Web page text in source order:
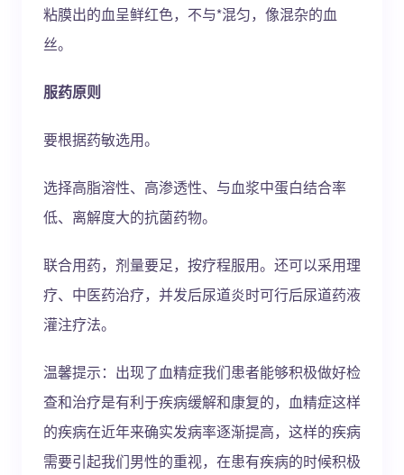
粘膜出的血呈鲜红色，不与*混匀，像混杂的血
丝。
服药原则
要根据药敏选用。
选择高脂溶性、高渗透性、与血浆中蛋白结合率
低、离解度大的抗菌药物。
联合用药，剂量要足，按疗程服用。还可以采用理
疗、中医药治疗，并发后尿道炎时可行后尿道药液
灌注疗法。
温馨提示：出现了血精症我们患者能够积极做好检
查和治疗是有利于疾病缓解和康复的，血精症这样
的疾病在近年来确实发病率逐渐提高，这样的疾病
需要引起我们男性的重视，在患有疾病的时候积极